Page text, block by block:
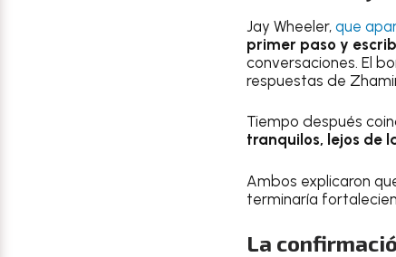
Jay Wheeler, que
primer paso y
conversaciones. El
respuestas de
Tiempo después
tranquilos, lejos de
Ambos explicaron
terminaría
La